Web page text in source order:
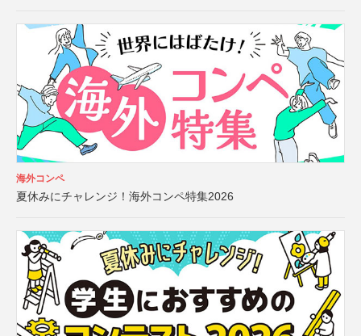
海外コンペ
夏休みにチャレンジ！海外コンペ特集2026